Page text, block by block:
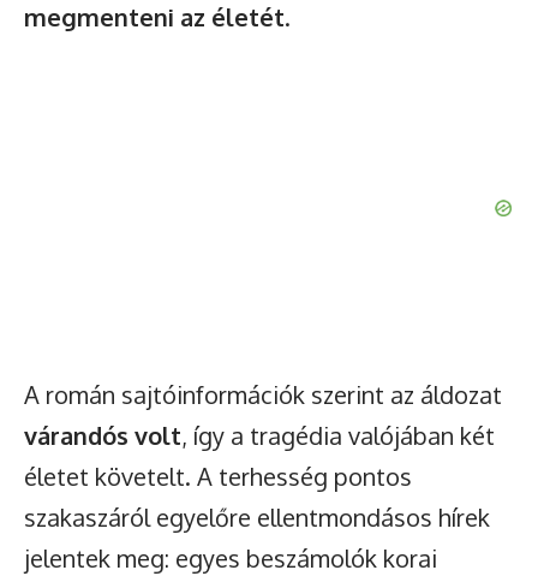
megmenteni az életét.
A román sajtóinformációk szerint az áldozat
várandós volt, így a tragédia valójában két
életet követelt. A terhesség pontos
szakaszáról egyelőre ellentmondásos hírek
jelentek meg: egyes beszámolók korai